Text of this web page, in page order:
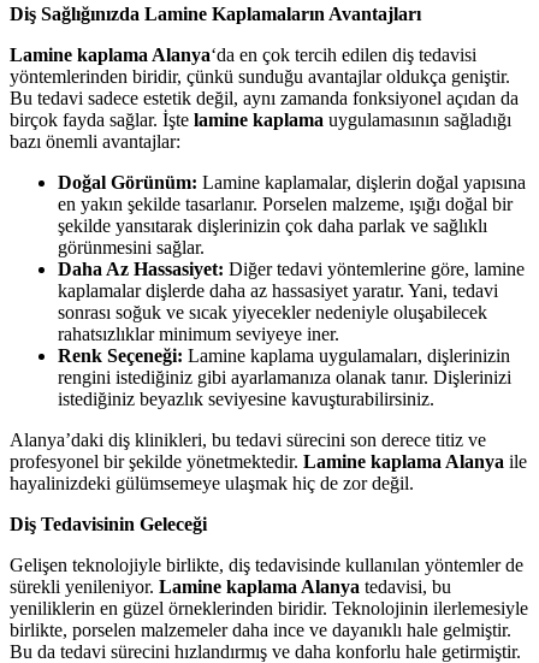
Diş Sağlığınızda Lamine Kaplamaların Avantajları
Lamine kaplama Alanya‘da en çok tercih edilen diş tedavisi
yöntemlerinden biridir, çünkü sunduğu avantajlar oldukça geniştir.
Bu tedavi sadece estetik değil, aynı zamanda fonksiyonel açıdan da
birçok fayda sağlar. İşte lamine kaplama uygulamasının sağladığı
bazı önemli avantajlar:
Doğal Görünüm: Lamine kaplamalar, dişlerin doğal yapısına
en yakın şekilde tasarlanır. Porselen malzeme, ışığı doğal bir
şekilde yansıtarak dişlerinizin çok daha parlak ve sağlıklı
görünmesini sağlar.
Daha Az Hassasiyet: Diğer tedavi yöntemlerine göre, lamine
kaplamalar dişlerde daha az hassasiyet yaratır. Yani, tedavi
sonrası soğuk ve sıcak yiyecekler nedeniyle oluşabilecek
rahatsızlıklar minimum seviyeye iner.
Renk Seçeneği: Lamine kaplama uygulamaları, dişlerinizin
rengini istediğiniz gibi ayarlamanıza olanak tanır. Dişlerinizi
istediğiniz beyazlık seviyesine kavuşturabilirsiniz.
Alanya’daki diş klinikleri, bu tedavi sürecini son derece titiz ve
profesyonel bir şekilde yönetmektedir. Lamine kaplama Alanya ile
hayalinizdeki gülümsemeye ulaşmak hiç de zor değil.
Diş Tedavisinin Geleceği
Gelişen teknolojiyle birlikte, diş tedavisinde kullanılan yöntemler de
sürekli yenileniyor. Lamine kaplama Alanya tedavisi, bu
yeniliklerin en güzel örneklerinden biridir. Teknolojinin ilerlemesiyle
birlikte, porselen malzemeler daha ince ve dayanıklı hale gelmiştir.
Bu da tedavi sürecini hızlandırmış ve daha konforlu hale getirmiştir.